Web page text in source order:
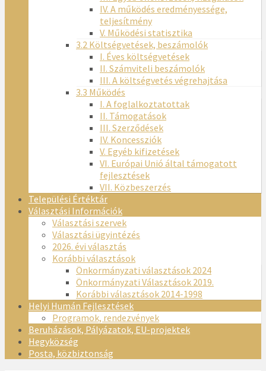
IV. A működés eredményessége,
teljesítmény
V. Működési statisztika
3.2 Költségvetések, beszámolók
I. Éves költségvetések
II. Számviteli beszámolók
III. A költségvetés végrehajtása
3.3 Működés
I. A foglalkoztatottak
II. Támogatások
III. Szerződések
IV. Koncessziók
V. Egyéb kifizetések
VI. Európai Unió által támogatott
fejlesztések
VII. Közbeszerzés
Települési Értéktár
Választási Információk
Választási szervek
Választási ügyintézés
2026. évi választás
Korábbi választások
Önkormányzati választások 2024
Önkormányzati Választások 2019.
Korábbi választások 2014-1998
Helyi Humán Fejlesztések
Programok, rendezvények
Beruházások, Pályázatok, EU-projektek
Hegyközség
Posta, közbiztonság